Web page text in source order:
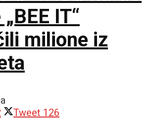
IT“
milione iz
Tweet 126